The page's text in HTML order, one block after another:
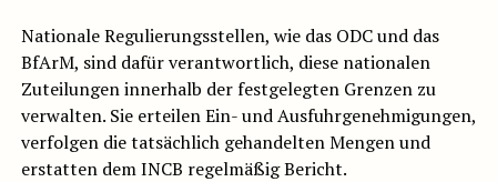
Nationale Regulierungsstellen, wie das ODC und das
BfArM, sind dafür verantwortlich, diese nationalen
Zuteilungen innerhalb der festgelegten Grenzen zu
verwalten. Sie erteilen Ein- und Ausfuhrgenehmigungen,
verfolgen die tatsächlich gehandelten Mengen und
erstatten dem INCB regelmäßig Bericht.